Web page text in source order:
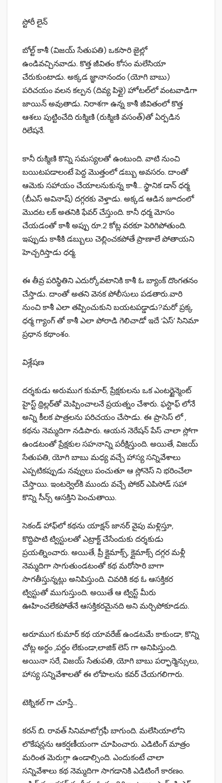
స్టోరీ లైన్
బోల్ట్ కాశీ (విజయ్ సేతుపతి) ఒకసారి జైల్లో
ఉండివచ్చినవాడు. కొత్త జీవితం కోసం మలేసియా
చేరుకుంటాడు. అక్కడ జ్ఞానానందం (యోగి బాబు)
పరిచయం వలన కల్పన (దివ్య పిళ్లై) హోటల్‌లో వంటవాడిగా
జాయిన్ అవుతాడు. నిరాశగా ఉన్న కాశీ జీవితంలో కొత్త
ఆశలు పుట్టించేది రుక్మిణి (రుక్మిణి వసంత్)తో ఏర్పడిన
రిలేషనే.
కానీ రుక్మిణి కొన్ని సమస్యలతో ఉంటుంది. వాటి నుంచి
బయిటపడాలంటే పెద్ద మొత్తంలో డబ్బు అవసరం. దాంతో
ఆమెకు సహాయం చేయాలనుకున్న కాశీ… స్థానిక డాన్ ధర్మ
(బీఎస్ అవినాష్) దగ్గరకు వెళ్తాడు. అక్కడ ఆడిన జూదంలో
మొదట లక్ అతనికి ఫేవర్ చేస్తుంది. కానీ ధర్మ మోసం
చేయడంతో కాశీ అప్పు రూ.2 కోట్ల వరకూ పెరిగిపోతుంది.
ఇప్పుడు కాశీకి డబ్బులు చెల్లించకపోతే ప్రాణాలే పోతాయని
హెచ్చరిస్తాడు ధర్మ.
ఈ తీవ్ర పరిస్థితిని ఎదుర్కోవటానికి కాశీ ఓ బ్యాంక్ దొంగతనం
చేస్తాడు. దాంతో అతని వెనక పోలీసులు పడతారు.వారి
నుంచి కాశీ ఎలా తప్పించుకుని బయటపడ్డాడు?మరో ప్రక్క
ధర్మ గ్యాంగ్ తో కాశీ ఎలా పోరాడి గెలిచాడో ఇదే ‘ఏస్’ సినిమా
ప్రధాన కథాంశం.
విశ్లేషణ
దర్శకుడు అరు‌ము‌గ కుమార్, ప్రేక్షకులను ఒక ఎంటర్టైన్మెంట్
హైస్ట్ థ్రిల్లర్‌తో మెప్పించాలనే ప్రయత్నం చేశారు. ఫస్టాఫ్ లోనే
అన్ని కీలక పాత్రలను పరిచయం చేసాడు. ఈ ప్రాసెస్ లో ,
కథను నెమ్మదిగా నడిపారు. ఆయన నెరేషన్ పేస్ చాలా స్లోగా
ఉండటంతో ప్రేక్షకుల సహనాన్ని పరీక్షిస్తుంది. అయితే, విజయ్
సేతుపతి, యోగి బాబు మధ్య వచ్చే హాస్య సన్నివేశాలు
ఎప్పటికప్పుడు నవ్వులు పంచుతూ ఆ స్లోనెస్ ని భరించేలా
చేస్తాయి. ఇంటర్వెల్‌కి ముందు వచ్చే పోకర్ ఎపిసోడ్‌ సహా
కొన్ని సీన్స్ ఆసక్తిని పెంచుతాయి.
సెకండ్ హాఫ్‌లో కథను యాక్షన్ జానర్ వైపు మళ్లిస్తూ,
కొద్దిపాటి ట్విస్టులతో ఎట్రాక్ట్ చేసేందుకు దర్శకుడు
ప్రయత్నించారు. అయితే, ప్రీ క్లైమాక్స్, క్లైమాక్స్ దగ్గర మళ్లీ
నెమ్మదిగా సాగుతుండటంతో కథ మరోసారి బాగా
సాగతీస్తున్నట్లు అనిపిస్తుంది. చివరికి కథ ఓ ఆసక్తికర
ట్విస్టుతో ముగుస్తుంది. అయితే ఆ ట్విస్ట్ మీరు
ఊహించలేకపోతేనే ఆసక్తికరమైనది అని మర్చిపోకూడదు.
అరూ‌ము‌గ కుమార్ కథ యావరేజ్ ఉండటమే కాకుండా, కొన్ని
చోట్ల అర్దం ,పర్దం లేకుండా,లాజిక్ లెస్ గా అనిపిస్తుంది.
అయినా సరే, విజయ్ సేతుపతి, యోగి బాబు పర్ఫార్మెన్సులు,
హాస్య సన్నివేశాలతో ఈ లోపాలను కవర్ చేయగలిగారు.
టెక్నికల్ గా చూస్తే…
కరన్ బి. రావత్‌ సినిమాటోగ్రఫీ బాగుంది. మలేసియాలోని
లొకేషన్లను ఆకర్షణీయంగా చూపించారు. ఎడిటింగ్ మాత్రం
మరింత మెరుగ్గా ఉండాల్సింది. ఎందుకంటే చాలా
సన్నివేశాలు కథ నెమ్మదిగా సాగడానికి ఎడిటింగే కారణం.